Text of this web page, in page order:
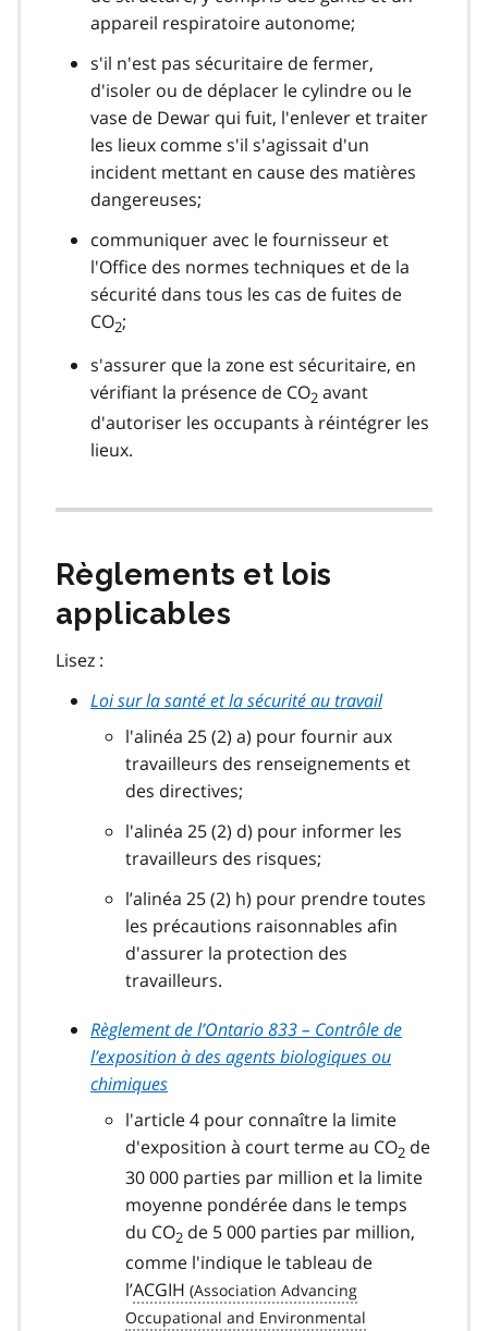
appareil respiratoire autonome;
s'il n'est pas sécuritaire de fermer,
d'isoler ou de déplacer le cylindre ou le
vase de Dewar qui fuit, l'enlever et traiter
les lieux comme s'il s'agissait d'un
incident mettant en cause des matières
dangereuses;
communiquer avec le fournisseur et
l'Office des normes techniques et de la
sécurité dans tous les cas de fuites de
CO2;
s'assurer que la zone est sécuritaire, en
vérifiant la présence de CO2 avant
d'autoriser les occupants à réintégrer les
lieux.
Règlements et lois
applicables
Lisez :
Loi sur la santé et la sécurité au travail
l'alinéa 25 (2) a) pour fournir aux
travailleurs des renseignements et
des directives;
l'alinéa 25 (2) d) pour informer les
travailleurs des risques;
l’alinéa 25 (2) h) pour prendre toutes
les précautions raisonnables afin
d'assurer la protection des
travailleurs.
Règlement de l’Ontario 833 – Contrôle de
l’exposition à des agents biologiques ou
chimiques
l'article 4 pour connaître la limite
d'exposition à court terme au CO2 de
30 000 parties par million et la limite
moyenne pondérée dans le temps
du CO2 de 5 000 parties par million,
comme l'indique le tableau de
l’ACGIH